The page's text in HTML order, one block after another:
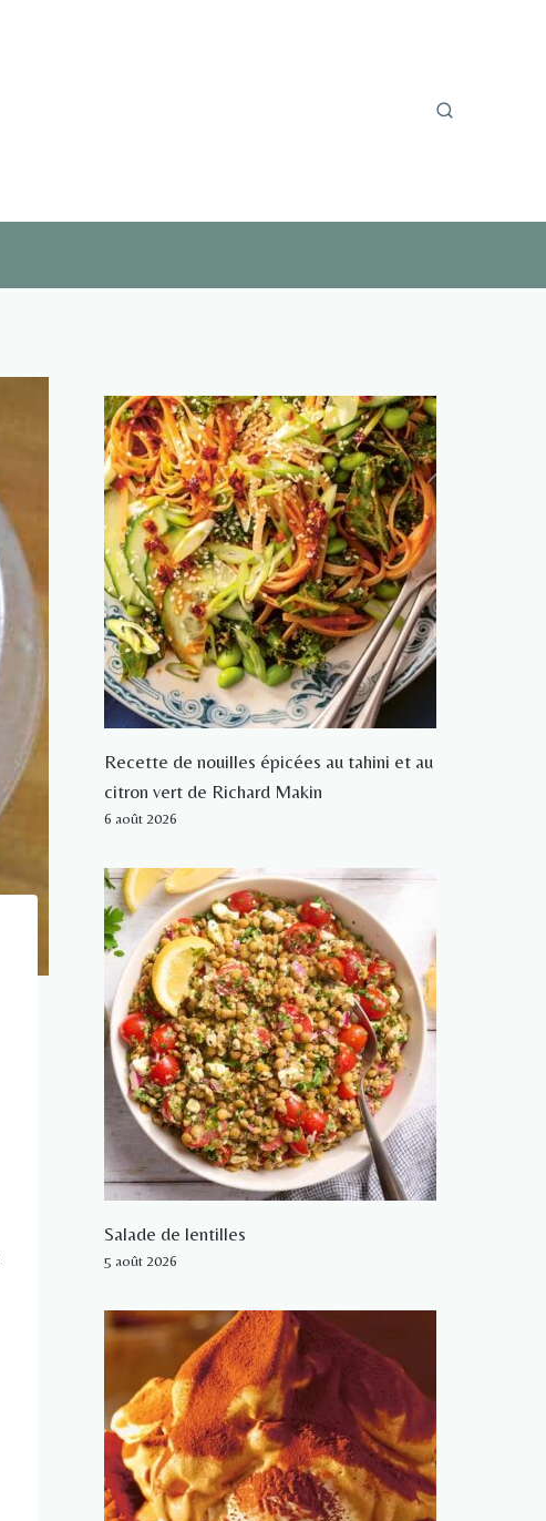
Recette de nouilles épicées au tahini et au
citron vert de Richard Makin
6 août 2026
Salade de lentilles
5 août 2026